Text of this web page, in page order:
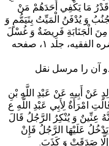
مَا يَكْفِي أَحَدَهُمْ مَنْ
وَ يُدْفَنُ الْمَيِّتُ بِتَيَمُّمٍ وَ
الْجَنَابَةِ فَرِيضَةٌ وَ غُسْلَ
الْمَيِّتِ سُنَّةٌ وَ التَّيَمُّمَ لِلْآخَرِ جَائِز (من لایحضره الفقیه، جلد ۱، صفحه
آن را مرسل نقل
عَنْ أَبِيهِ عَنْ عَبْدِ اللَّهِ بْنِ
امْرَأَةٌ لِأَبِي عَبْدِ اللَّهِ ع
عِنِّينٌ وَ يُنْكِرُ الرَّجُلُ قَالَ
يَدْخُلُ عَلَيْهَا الرَّجُلُ فَإِنْ
صَدَقَتْ وَ كَذَبَ.